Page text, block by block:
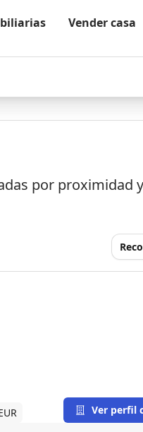
Vender casa
por proximidad
Ver perfil